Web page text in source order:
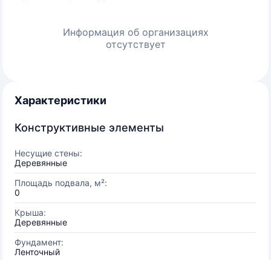
Информация об организациях
отсутствует
Характеристики
Конструктивные элементы
Несущие стены:
Деревянные
Площадь подвала, м²:
0
Крыша:
Деревянные
Фундамент:
Ленточный